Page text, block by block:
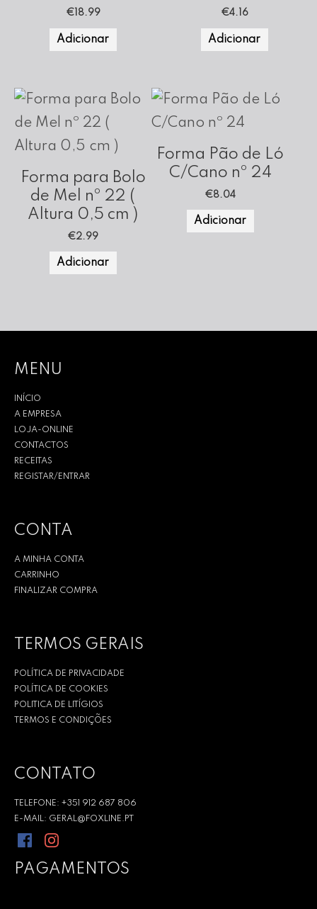
€18.99
Adicionar
€4.16
Adicionar
Forma para Bolo
de Mel nº 22 (
Altura 0,5 cm )
€2.99
Adicionar
Forma Pão de Ló
C/Cano nº 24
€8.04
Adicionar
MENU
INÍCIO
A EMPRESA
LOJA-ONLINE
CONTACTOS
RECEITAS
REGISTAR/ENTRAR
CONTA
A MINHA CONTA
CARRINHO
FINALIZAR COMPRA
TERMOS GERAIS
POLÍTICA DE PRIVACIDADE
POLÍTICA DE COOKIES
POLITICA DE LITÍGIOS
TERMOS E CONDIÇÕES
CONTATO
TELEFONE: +351 912 687 806
E-MAIL: GERAL@FOXLINE.PT
PAGAMENTOS